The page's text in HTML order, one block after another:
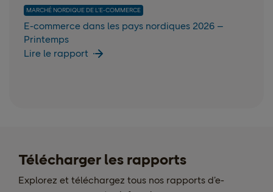
MARCHÉ NORDIQUE DE L’E-COMMERCE
E-commerce dans les pays nordiques 2026 –
Printemps
Lire le rapport
Télécharger les rapports
Explorez et téléchargez tous nos rapports d’e-